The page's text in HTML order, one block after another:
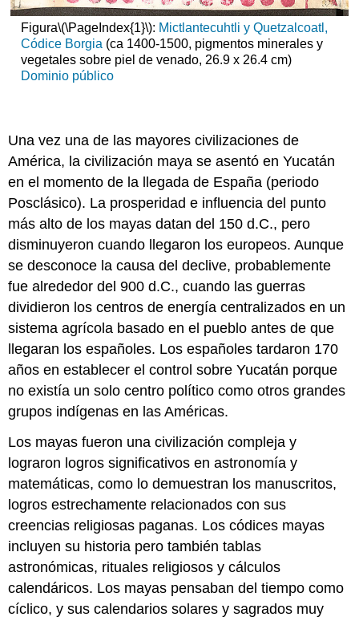
Figura\(\PageIndex{1}\): Mictlantecuhtli y Quetzalcoatl,
Códice Borgia (ca 1400-1500, pigmentos minerales y
vegetales sobre piel de venado, 26.9 x 26.4 cm)
Dominio público
Una vez una de las mayores civilizaciones de
América, la civilización maya se asentó en Yucatán
en el momento de la llegada de España (periodo
Posclásico). La prosperidad e influencia del punto
más alto de los mayas datan del 150 d.C., pero
disminuyeron cuando llegaron los europeos. Aunque
se desconoce la causa del declive, probablemente
fue alrededor del 900 d.C., cuando las guerras
dividieron los centros de energía centralizados en un
sistema agrícola basado en el pueblo antes de que
llegaran los españoles. Los españoles tardaron 170
años en establecer el control sobre Yucatán porque
no existía un solo centro político como otros grandes
grupos indígenas en las Américas.
Los mayas fueron una civilización compleja y
lograron logros significativos en astronomía y
matemáticas, como lo demuestran los manuscritos,
logros estrechamente relacionados con sus
creencias religiosas paganas. Los códices mayas
incluyen su historia pero también tablas
astronómicas, rituales religiosos y cálculos
calendáricos. Los mayas pensaban del tiempo como
cíclico, y sus calendarios solares y sagrados muy